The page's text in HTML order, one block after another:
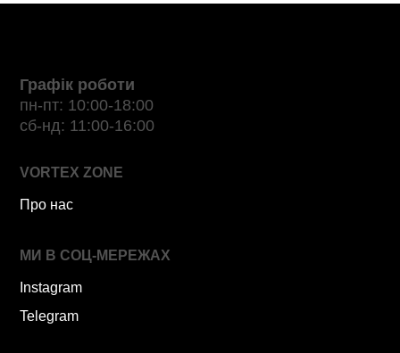
Графік роботи
пн-пт: 10:00-18:00
сб-нд: 11:00-16:00
VORTEX ZONE
Про нас
МИ В СОЦ-МЕРЕЖАХ
Instagram
Telegram